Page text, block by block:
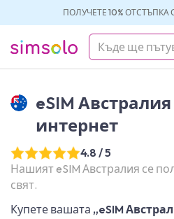
ПОЛУЧЕТЕ 10% ОТСТЪПКА
simsolo
eSIM
интернет
4.8 / 5
Нашият eSIM Австралия се
свят.
Купете вашата „eSIM